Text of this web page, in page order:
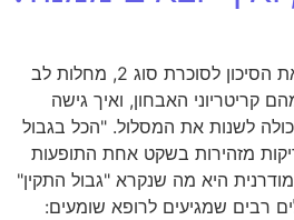
תסמונת מטבולית מגבירה את הסיכון לסוכרת סוג 2, מחלות לב
קריטריוני האבחון, ואיך גישה
לשנות את המסלול. "הכל בגבול
מזהירות בשקט אחת התופעות
היא מה שנקרא "גבול התקין"
רבים שמגיעים לרופא שומעים: